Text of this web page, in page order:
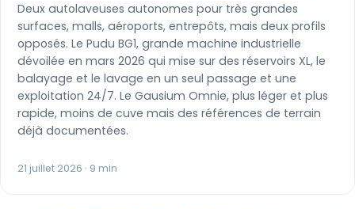
Deux autolaveuses autonomes pour très grandes
surfaces, malls, aéroports, entrepôts, mais deux profils
opposés. Le Pudu BG1, grande machine industrielle
dévoilée en mars 2026 qui mise sur des réservoirs XL, le
balayage et le lavage en un seul passage et une
exploitation 24/7. Le Gausium Omnie, plus léger et plus
rapide, moins de cuve mais des références de terrain
déjà documentées.
21 juillet 2026 · 9 min